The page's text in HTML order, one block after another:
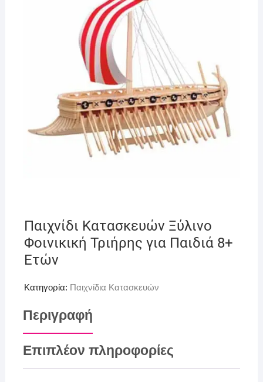
Παιχνίδι Κατασκευών Ξύλινo
Φοινικική Τριήρης για Παιδιά 8+
Ετών
Κατηγορία: Παιχνίδια Κατασκευών
Περιγραφή
Επιπλέον πληροφορίες